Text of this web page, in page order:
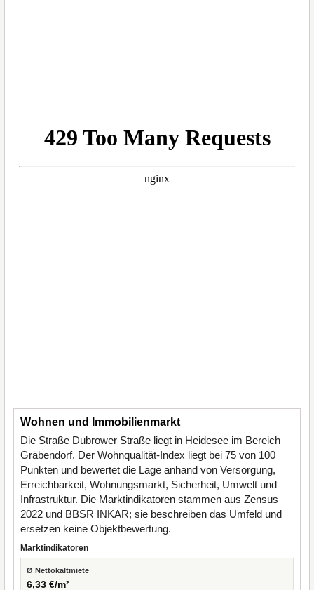
Wohnen und Immobilienmarkt
Die Straße Dubrower Straße liegt in Heidesee im Bereich
Gräbendorf. Der Wohnqualität-Index liegt bei 75 von 100
Punkten und bewertet die Lage anhand von Versorgung,
Erreichbarkeit, Wohnungsmarkt, Sicherheit, Umwelt und
Infrastruktur. Die Marktindikatoren stammen aus Zensus
2022 und BBSR INKAR; sie beschreiben das Umfeld und
ersetzen keine Objektbewertung.
Marktindikatoren
Ø Nettokaltmiete
6,33 €/m²